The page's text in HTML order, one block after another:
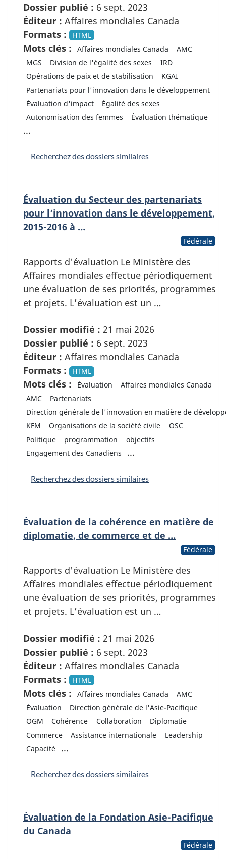
Dossier publié : 6 sept. 2023
Éditeur : Affaires mondiales Canada
Formats :
HTML
Mots clés : Affaires mondiales Canada
AMC
MGS
Division de l'égalité des sexes
IRD
Opérations de paix et de stabilisation
KGAI
Partenariats pour l'innovation dans le développement
Évaluation d'impact
Égalité des sexes
Autonomisation des femmes
Évaluation thématique
...
Recherchez des dossiers similaires
Évaluation du Secteur des partenariats
pour l’innovation dans le développement,
2015-2016 à …
Fédérale
Rapports d'évaluation Le Ministère des
Affaires mondiales effectue périodiquement
une évaluation de ses priorités, programmes
et projets. L’évaluation est un …
Dossier modifié : 21 mai 2026
Dossier publié : 6 sept. 2023
Éditeur : Affaires mondiales Canada
Formats :
HTML
Mots clés : Évaluation
Affaires mondiales Canada
AMC
Partenariats
Direction générale de l'innovation en matière de
KFM
Organisations de la société civile
OSC
Politique
programmation
objectifs
Engagement des Canadiens
...
Recherchez des dossiers similaires
Évaluation de la cohérence en matière de
diplomatie, de commerce et de …
Fédérale
Rapports d'évaluation Le Ministère des
Affaires mondiales effectue périodiquement
une évaluation de ses priorités, programmes
et projets. L’évaluation est un …
Dossier modifié : 21 mai 2026
Dossier publié : 6 sept. 2023
Éditeur : Affaires mondiales Canada
Formats :
HTML
Mots clés : Affaires mondiales Canada
AMC
Évaluation
Direction générale de l'Asie-Pacifique
OGM
Cohérence Collaboration
Diplomatie
Commerce
Assistance internationale
Leadership
Capacité
...
Recherchez des dossiers similaires
Évaluation de la Fondation Asie-Pacifique
du Canada
Fédérale